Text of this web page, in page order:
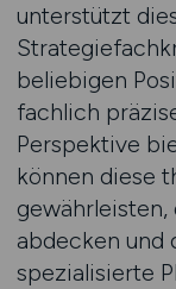
unterstützt
beliebigen
fachlich
Perspektive
können diese
gewährleisten,
abdecken und
spezialisierte